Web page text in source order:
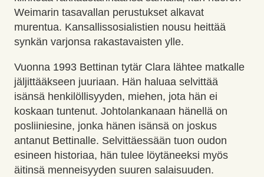
Weimarin tasavallan perustukset alkavat
murentua. Kansallissosialistien nousu heittää
synkän varjonsa rakastavaisten ylle.
Vuonna 1993 Bettinan tytär Clara lähtee matkalle
jäljittääkseen juuriaan. Hän haluaa selvittää
isänsä henkilöllisyyden, miehen, jota hän ei
koskaan tuntenut. Johtolankanaan hänellä on
posliiniesine, jonka hänen isänsä on joskus
antanut Bettinalle. Selvittäessään tuon oudon
esineen historiaa, hän tulee löytäneeksi myös
äitinsä menneisyyden suuren salaisuuden.